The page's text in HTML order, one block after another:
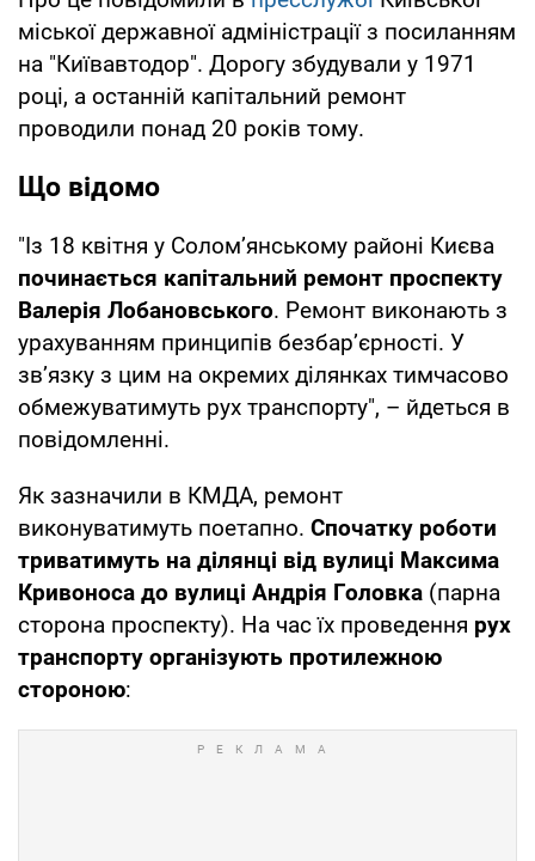
міської державної адміністрації з посиланням
на "Київавтодор". Дорогу збудували у 1971
році, а останній капітальний ремонт
проводили понад 20 років тому.
Що відомо
"Із 18 квітня у Солом’янському районі Києва
починається капітальний ремонт проспекту
Валерія Лобановського. Ремонт виконають з
урахуванням принципів безбар’єрності. У
зв’язку з цим на окремих ділянках тимчасово
обмежуватимуть рух транспорту", – йдеться в
повідомленні.
Як зазначили в КМДА, ремонт
виконуватимуть поетапно. Спочатку роботи
триватимуть на ділянці від вулиці Максима
Кривоноса до вулиці Андрія Головка (парна
сторона проспекту). На час їх проведення рух
транспорту організують протилежною
стороною: